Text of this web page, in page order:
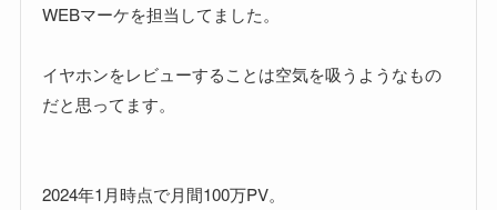
WEBマーケを担当してました。
イヤホンをレビューすることは空気を吸うようなもの
だと思ってます。
2024年1月時点で月間100万PV。